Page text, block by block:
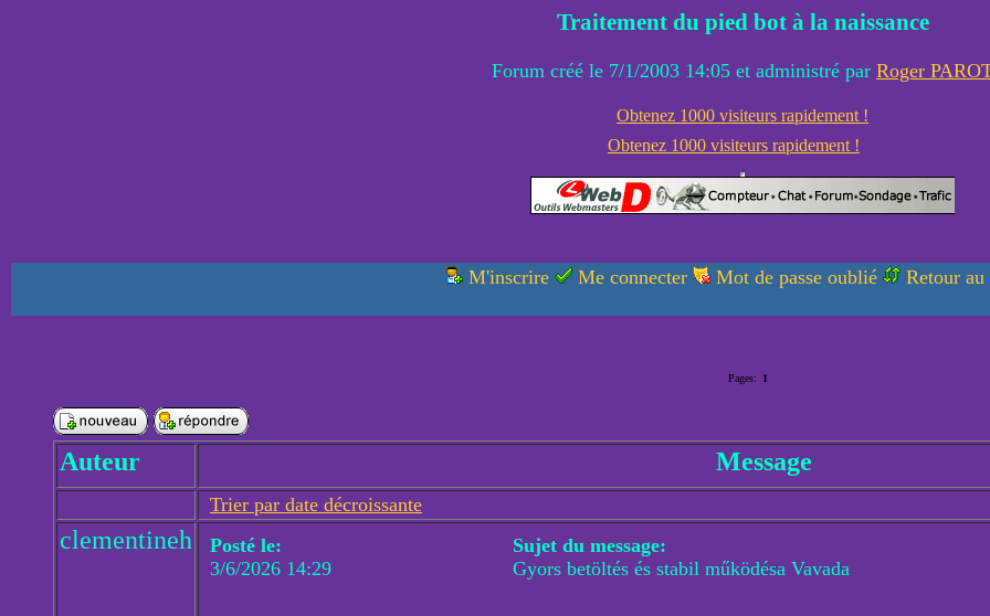
Traitement du pied bot à la naissance
Forum créé le 7/1/2003 14:05 et administré par Roger
Obtenez 1000 visiteurs rapidement !
Obtenez 1000 visiteurs rapidement !
M'inscrire Me connecter Mot de passe oublié Retour
Pages: 1
Auteur Message
Trier par date décroissante
clementineh
Posté le:
3/6/2026 14:29
Sujet du message:
Gyors betöltés és stabil működésa Vavada